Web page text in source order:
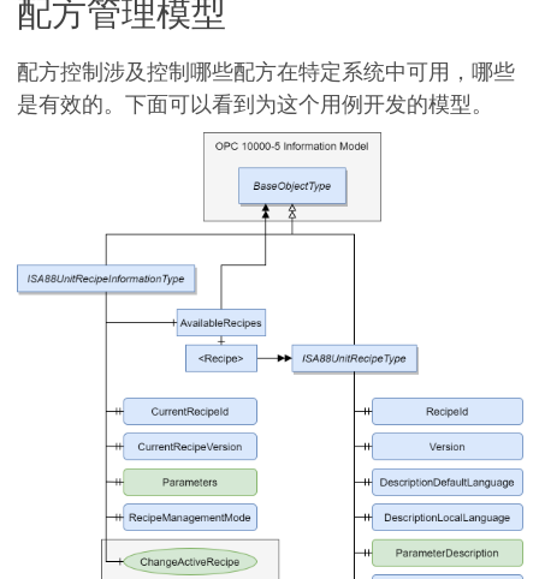
配方管理模型
配方控制涉及控制哪些配方在特定系统中可用，哪些
是有效的。下面可以看到为这个用例开发的模型。